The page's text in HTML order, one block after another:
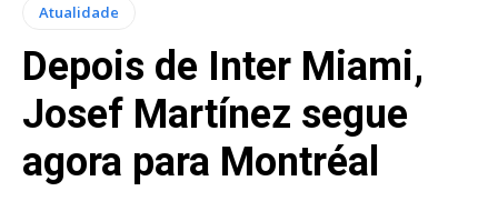
Atualidade
Depois de Inter Miami,
Josef Martínez segue
agora para Montréal